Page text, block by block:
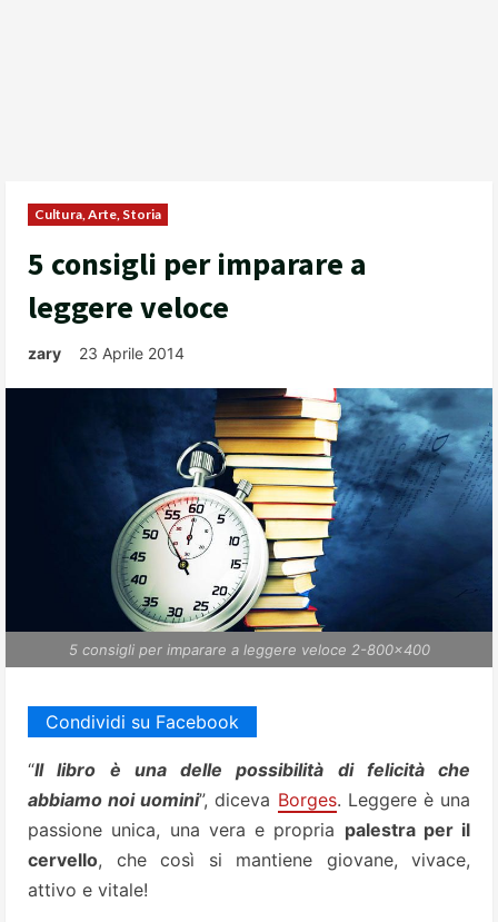
Cultura, Arte, Storia
5 consigli per imparare a
leggere veloce
zary 23 Aprile 2014
5 consigli per imparare a leggere veloce 2-800x400
Condividi su Facebook
“Il libro è una delle possibilità di felicità che
abbiamo noi uomini”, diceva Borges. Leggere è una
passione unica, una vera e propria palestra per il
cervello, che così si mantiene giovane, vivace,
attivo e vitale!